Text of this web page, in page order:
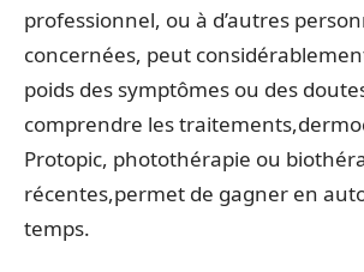
professionnel, ou à d’autres
concernées, peut
poids des symptômes ou des
comprendre les
Protopic, photothérapie ou
récentes,permet de gagner en
temps.